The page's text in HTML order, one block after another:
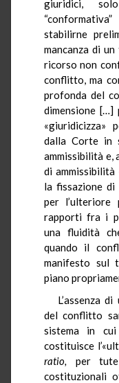
giuridici,
stabilirne
mancanza di
ricorso non
conflitto, ma
profonda del
dimensione […]
«giuridicizza»
dalla Corte in
ammissibilità e,
di ammissibilità
la fissazione
per l’ulteriore
rapporti fra i
una fluidità
quando il
manifesto sul
piano
L’assenza
del conflitto
sistema in
costituisce
ratio, per
costituzionali